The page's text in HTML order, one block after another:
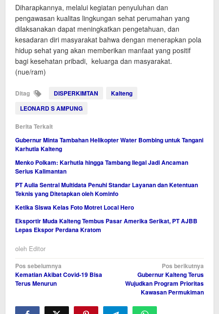
Diharapkannya, melalui kegiatan penyuluhan dan
pengawasan kualitas lingkungan sehat perumahan yang
dilaksanakan dapat meningkatkan pengetahuan, dan
kesadaran diri masyarakat bahwa dengan menerapkan pola
hidup sehat yang akan memberikan manfaat yang positif
bagi kesehatan pribadi, keluarga dan masyarakat.
(nue/ram)
Ditag DISPERKIMTAN
Kalteng
LEONARD S AMPUNG
Berita Terkait
Gubernur Minta Tambahan Helikopter Water Bombing untuk Tangani
Karhutla Kalteng
Menko Polkam: Karhutla hingga Tambang Ilegal Jadi Ancaman
Serius Kalimantan
PT Aulia Sentral Multidata Penuhi Standar Layanan dan Ketentuan
Teknis yang Ditetapkan oleh Kominfo
Ketika Siswa Kelas Foto Motret Local Hero
Eksportir Muda Kalteng Tembus Pasar Amerika Serikat, PT AJBB
Lepas Ekspor Perdana Kratom
oleh Editor
Navigasi
pos
Pos sebelumnya
Kematian Akibat Covid-19 Bisa
Terus Menurun
Pos berikutnya
Gubernur Kalteng Terus
Wujudkan Program Prioritas
Kawasan Permukiman